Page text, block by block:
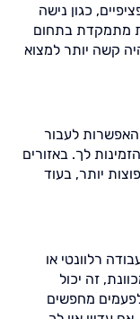
כגון נישה
מתמקדת בתחום
קשה יותר למצוא
האפשרות לעבור
לך. באזורים
יותר, בעוד
רלוונטי או
זה יכול
מחפשים